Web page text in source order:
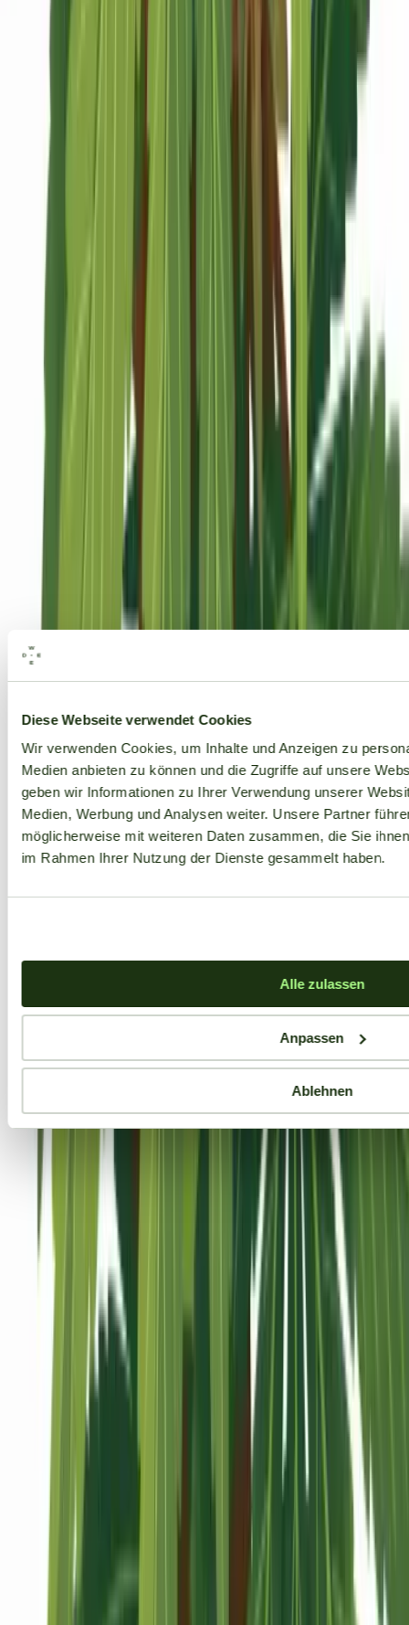
Diese Webseite verwendet Cookies
Wir verwenden Cookies, um Inhalte und Anzeigen zu
Medien anbieten zu können und die Zugriffe auf unsere
geben wir Informationen zu Ihrer Verwendung unserer
Medien, Werbung und Analysen weiter. Unsere Partner
möglicherweise mit weiteren Daten zusammen, die Sie
im Rahmen Ihrer Nutzung der Dienste gesammelt haben.
Alle zulassen
Anpassen
Ablehnen
Aktuelle Angebote